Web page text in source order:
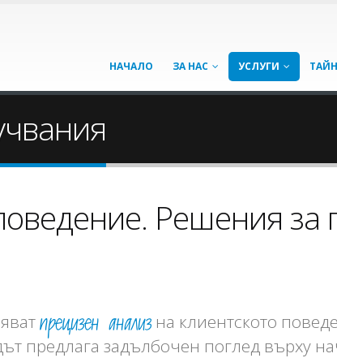
НАЧАЛО ЗА НАС УСЛУГИ
Решения за
прецизен анализ на клиентското
предлага задълбочен поглед върху